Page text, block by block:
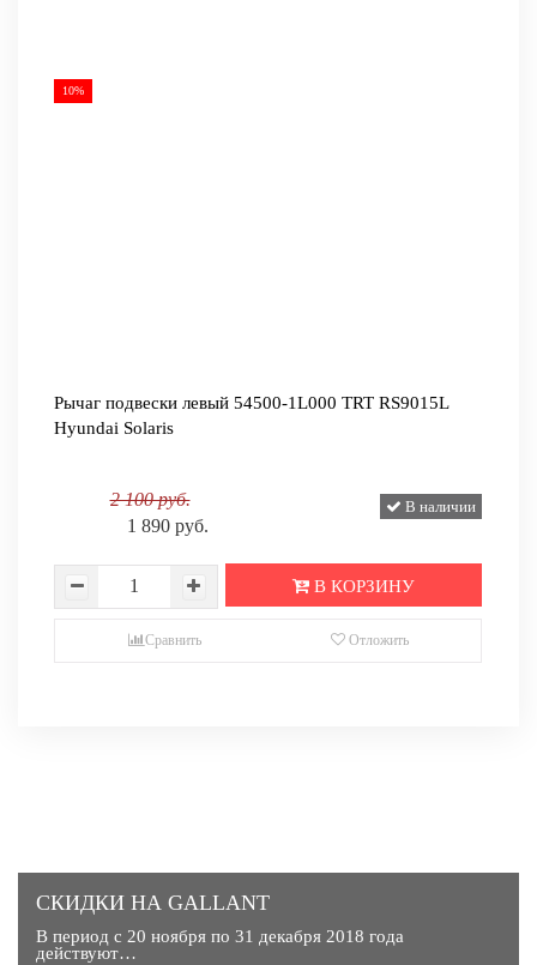
10%
Рычаг подвески левый 54500-1L000 TRT RS9015L
Hyundai Solaris
2 100 руб.
1 890 руб.
В наличии
В КОРЗИНУ
Сравнить Отложить
СКИДКИ НА GALLANT
В период с 20 ноября по 31 декабря 2018 года
действуют…